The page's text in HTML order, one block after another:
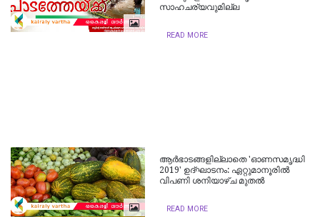
സാഹചര്യവുമില്ല
READ MORE
ആര്‍ഭാടങ്ങളില്ലാതെ 'ഓണസമൃദ്ധി
2019' ഉദ്ഘാടനം: ഏറ്റുമാനൂരില്‍
വിപണി ശനിയാഴ്ച മുതല്‍
READ MORE